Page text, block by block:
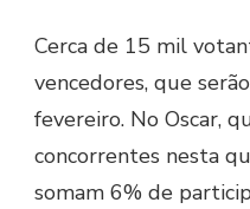
Cerca de 15 mil
vencedores, que
fevereiro. No Oscar,
concorrentes nesta
somam 6% de